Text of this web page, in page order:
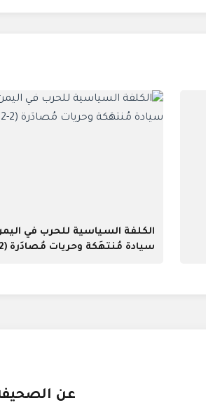
الكلفة السياسية للحرب في
سيادة مُنتهَكة وحريات مُصادَرة (2-2)
عن